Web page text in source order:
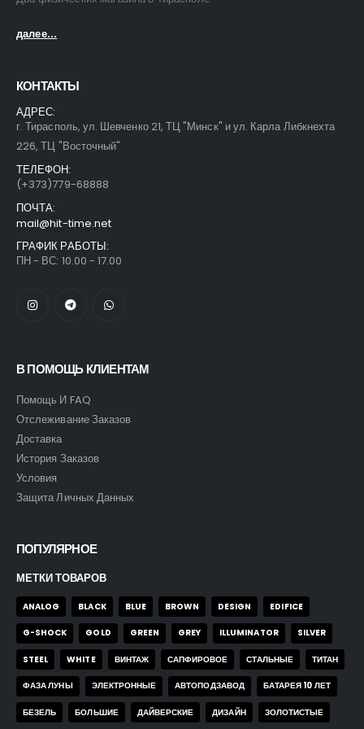
далее...
КОНТАКТЫ
АДРЕС:
г. Тирасполь, ул. Шевченко 21, ТЦ "Минск" и ул. Карла Либкнехта
226, ТЦ "Восточный"
ТЕЛЕФОН:
(+373)779-68888
ПОЧТА:
mail@hit-time.net
ГРАФИК РАБОТЫ:
ПН - ВС: 10.00 - 17.00
В ПОМОЩЬ КЛИЕНТАМ
Помощь И FAQ
Отслеживание Заказов
Доставка
История Заказов
Условия
Защита Личных Данных
ПОПУЛЯРНОЕ
МЕТКИ ТОВАРОВ
ANALOG BLACK BLUE BROWN DESIGN EDIFICE
G-SHOCK GOLD GREEN GREY ILLUMINATOR SILVER
STEEL WHITE ВИНТАЖ САПФИРОВОЕ СТАЛЬНЫЕ ТИТАН
ФАЗА ЛУНЫ ЭЛЕКТРОННЫЕ АВТОПОДЗАВОД БАТАРЕЯ 10 ЛЕТ
БЕЗЕЛЬ БОЛЬШИЕ ДАЙВЕРСКИЕ ДИЗАЙН ЗОЛОТИСТЫЕ